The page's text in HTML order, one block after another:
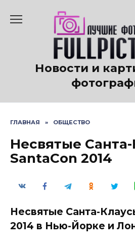
содержанию
Новости и
ГЛАВНАЯ » ОБЩЕСТВО
Несвятые
SantaCon 2014
Несвятые Санта-
2014 в Нью-Йорке и